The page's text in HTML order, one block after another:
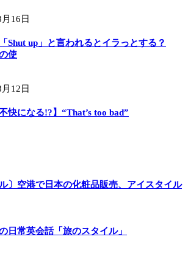
16日
Shut up」と言われるとイラっとする？
使
12日
快になる!?】“That’s too bad”
〕空港で日本の化粧品販売、アイスタイル
日常英会話「旅のスタイル」